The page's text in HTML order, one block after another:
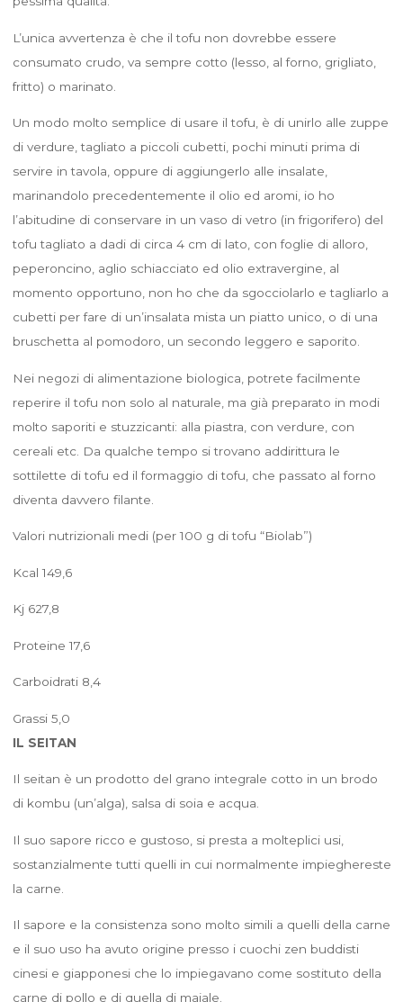
L’unica avvertenza è che il tofu non dovrebbe essere
consumato crudo, va sempre cotto (lesso, al forno, grigliato,
fritto) o marinato.
Un modo molto semplice di usare il tofu, è di unirlo alle zuppe
di verdure, tagliato a piccoli cubetti, pochi minuti prima di
servire in tavola, oppure di aggiungerlo alle insalate,
marinandolo precedentemente il olio ed aromi, io ho
l’abitudine di conservare in un vaso di vetro (in frigorifero) del
tofu tagliato a dadi di circa 4 cm di lato, con foglie di alloro,
peperoncino, aglio schiacciato ed olio extravergine, al
momento opportuno, non ho che da sgocciolarlo e tagliarlo a
cubetti per fare di un’insalata mista un piatto unico, o di una
bruschetta al pomodoro, un secondo leggero e saporito.
Nei negozi di alimentazione biologica, potrete facilmente
reperire il tofu non solo al naturale, ma già preparato in modi
molto saporiti e stuzzicanti: alla piastra, con verdure, con
cereali etc. Da qualche tempo si trovano addirittura le
sottilette di tofu ed il formaggio di tofu, che passato al forno
diventa davvero filante.
Valori nutrizionali medi (per 100 g di tofu “Biolab”)
Kcal 149,6
Kj 627,8
Proteine 17,6
Carboidrati 8,4
Grassi 5,0
IL SEITAN
Il seitan è un prodotto del grano integrale cotto in un brodo
di kombu (un’alga), salsa di soia e acqua.
Il suo sapore ricco e gustoso, si presta a molteplici usi,
sostanzialmente tutti quelli in cui normalmente impieghereste
la carne.
Il sapore e la consistenza sono molto simili a quelli della carne
e il suo uso ha avuto origine presso i cuochi zen buddisti
cinesi e giapponesi che lo impiegavano come sostituto della
carne di pollo e di quella di maiale.